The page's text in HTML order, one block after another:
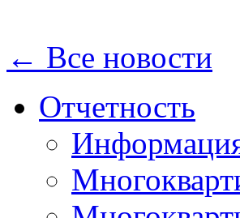
← Все новости
Отчетность